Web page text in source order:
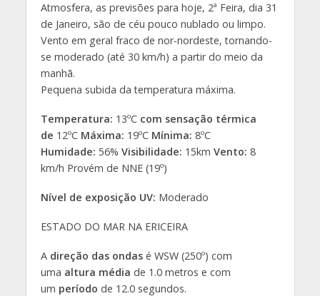
Atmosfera, as previsões para hoje, 2ª Feira, dia 31
de Janeiro, são de céu pouco nublado ou limpo.
Vento em geral fraco de nor-nordeste, tornando-
se moderado (até 30 km/h) a partir do meio da
manhã.
Pequena subida da temperatura máxima.
Temperatura: 13ºC com sensação térmica
de 12ºCMáxima: 19ºC Mínima: 8ºC
Humidade: 56% Visibilidade: 15km Vento: 8
km/h Provém de NNE (19º)
Nível de exposição UV: Moderado
ESTADO DO MAR NA ERICEIRA
A direção das ondasé WSW (250º) com
uma altura média de 1.0 metros e com
um período de 12.0 segundos.